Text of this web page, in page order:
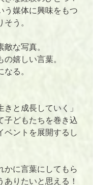
う媒体に興味をもつ
う。
な写真。
嬉しい言葉。
る。
きと成長していく」
子どもたちを巻き込
ベントを展開するし
かに言葉にしてもら
ありたいと思える！